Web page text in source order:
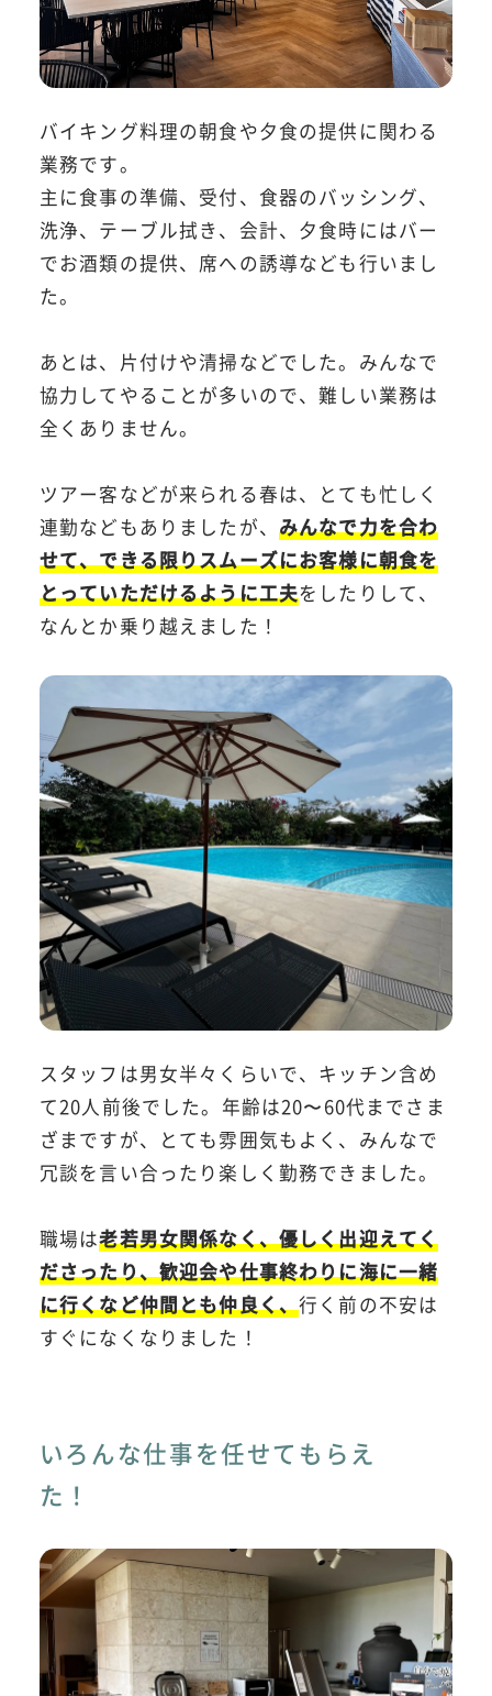
バイキング料理の朝食や夕食の提供に関わる
業務です。
主に食事の準備、受付、食器のバッシング、
洗浄、テーブル拭き、会計、夕食時にはバー
でお酒類の提供、席への誘導なども行いまし
た。
あとは、片付けや清掃などでした。みんなで
協力してやることが多いので、難しい業務は
全くありません。
ツアー客などが来られる春は、とても忙しく
連勤などもありましたが、 みんなで力を合わ
せて、できる限りスムーズにお客様に朝食を
とっていただけるように工夫をしたりして、
なんとか乗り越えました！
スタッフは男女半々くらいで、キッチン含め
て20人前後でした。年齢は20〜60代までさま
ざまですが、とても雰囲気もよく、みんなで
冗談を言い合ったり楽しく勤務できました。
職場は老若男女関係なく、優しく出迎えてく
ださったり、歓迎会や仕事終わりに海に一緒
に行くなど仲間とも仲良く、行く前の不安は
すぐになくなりました！
いろんな仕事を任せてもらえ
た！